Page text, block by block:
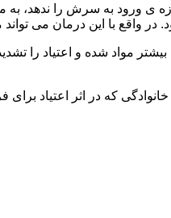
ی ورود به سرش را ندهد،
در واقع با این درمان می
بیشتر مواد شده و اعتیاد را
که در اثر اعتیاد